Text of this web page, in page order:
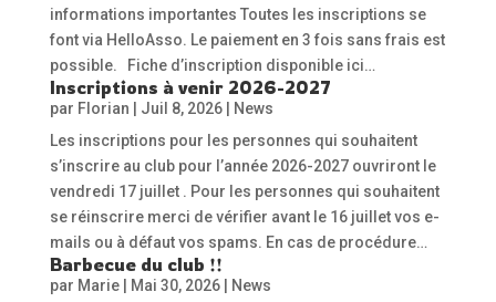
informations importantes Toutes les inscriptions se
font via HelloAsso. Le paiement en 3 fois sans frais est
possible. Fiche d’inscription disponible ici…
Inscriptions à venir 2026-2027
par Florian Juil 8, 2026|
News
Les inscriptions pour les personnes qui souhaitent
s’inscrire au club pour l’année 2026-2027 ouvriront le
vendredi 17 juillet . Pour les personnes qui souhaitent
se réinscrire merci de vérifier avant le 16 juillet vos e-
mails ou à défaut vos spams. En cas de procédure…
Barbecue du club !!
par Marie| Mai 30, 2026|
News